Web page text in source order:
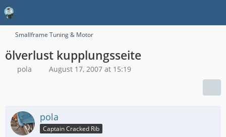
Smallframe Tuning & Motor
ölverlust kupplungsseite
pola August 17, 2007 at 15:19
pola
Captain Cracked Rib